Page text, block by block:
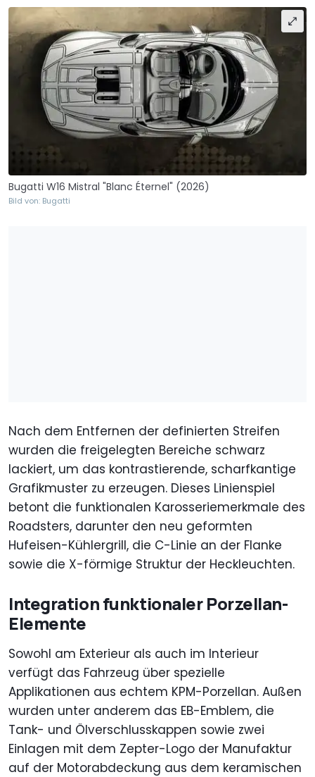
Bugatti W16 Mistral "Blanc Éternel" (2026)
Bild von: Bugatti
Nach dem Entfernen der definierten Streifen
wurden die freigelegten Bereiche schwarz
lackiert, um das kontrastierende, scharfkantige
Grafikmuster zu erzeugen. Dieses Linienspiel
betont die funktionalen Karosseriemerkmale des
Roadsters, darunter den neu geformten
Hufeisen-Kühlergrill, die C-Linie an der Flanke
sowie die X-förmige Struktur der Heckleuchten.
Integration funktionaler Porzellan-
Elemente
Sowohl am Exterieur als auch im Interieur
verfügt das Fahrzeug über spezielle
Applikationen aus echtem KPM-Porzellan. Außen
wurden unter anderem das EB-Emblem, die
Tank- und Ölverschlusskappen sowie zwei
Einlagen mit dem Zepter-Logo der Manufaktur
auf der Motorabdeckung aus dem keramischen